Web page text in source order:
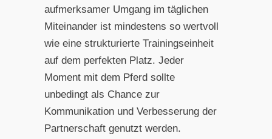
aufmerksamer Umgang im täglichen
Miteinander ist mindestens so wertvoll
wie eine strukturierte Trainingseinheit
auf dem perfekten Platz. Jeder
Moment mit dem Pferd sollte
unbedingt als Chance zur
Kommunikation und Verbesserung der
Partnerschaft genutzt werden.